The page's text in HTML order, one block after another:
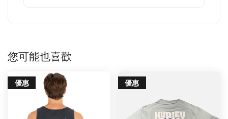
您可能也喜歡
優惠 優惠